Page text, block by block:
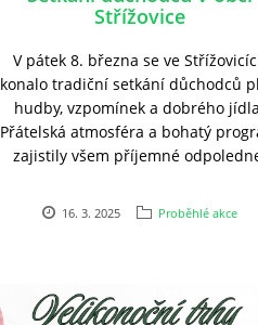
Střížovice
V pátek 8. března se ve
konalo tradiční setkání důchodců
hudby, vzpomínek a dobrého
Přátelská atmosféra a bohatý pro
zajistily všem příjemné
16. 3. 2025 Proběhlé akce